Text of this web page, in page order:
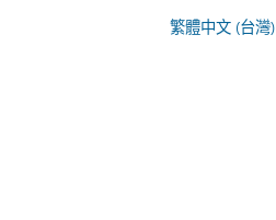
繁體中文 (台灣)